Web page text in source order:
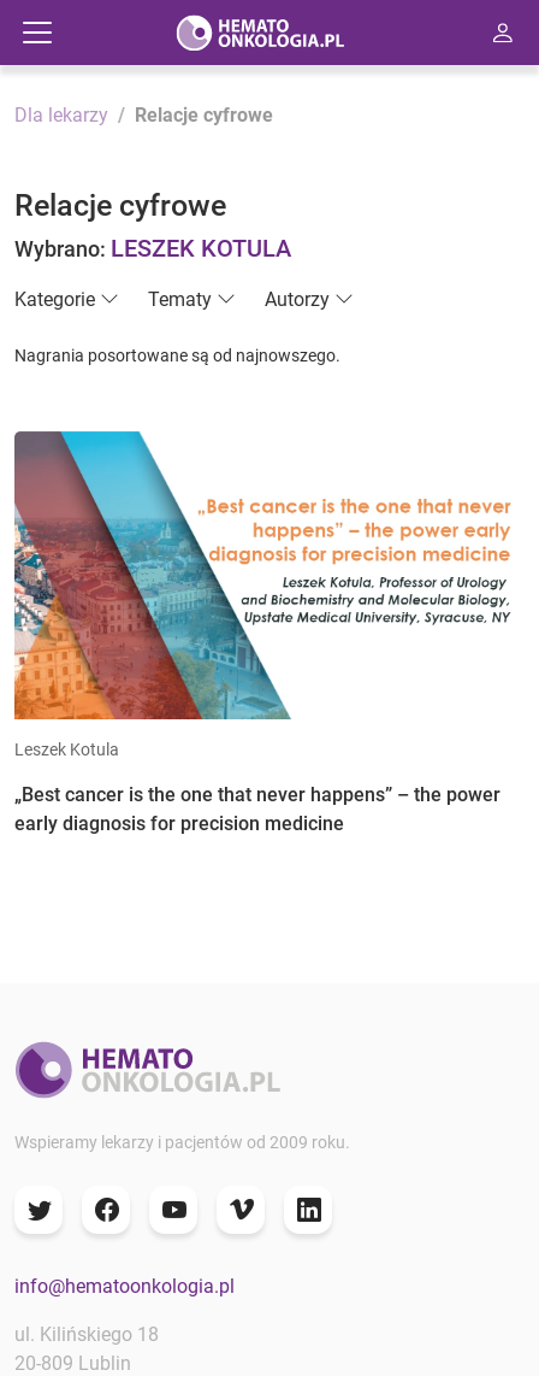
Dla lekarzy Relacje cyfrowe
Relacje cyfrowe
Wybrano: LESZEK KOTULA
Kategorie Tematy Autorzy
Nagrania posortowane są od najnowszego.
Leszek Kotula
„Best cancer is the one that never happens” – the power
early diagnosis for precision medicine
Wspieramy lekarzy i pacjentów od 2009 roku.
info@hematoonkologia.pl
ul. Kilińskiego 18
20-809 Lublin